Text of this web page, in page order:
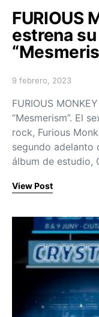
FURIOUS
estrena
Posted on
9 febrero, 2023
FURIOUS
“Mesmerism”. El
rock, Furious
segundo adelanto
álbum de estudio,
View Post